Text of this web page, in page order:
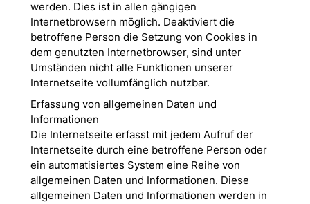
werden. Dies ist in allen gängigen
Internetbrowsern möglich. Deaktiviert die
betroffene Person die Setzung von Cookies in
dem genutzten Internetbrowser, sind unter
Umständen nicht alle Funktionen unserer
Internetseite vollumfänglich nutzbar.
Erfassung von allgemeinen Daten und
Informationen
Die Internetseite erfasst mit jedem Aufruf der
Internetseite durch eine betroffene Person oder
ein automatisiertes System eine Reihe von
allgemeinen Daten und Informationen. Diese
allgemeinen Daten und Informationen werden in